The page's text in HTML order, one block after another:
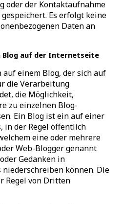
oder der Kontaktaufnahme
Es erfolgt keine
Daten an
auf der Internetseite
einem Blog, der sich auf
die Verarbeitung
die Möglichkeit,
zu einzelnen Blog-
Ein Blog ist ein auf einer
in der Regel öffentlich
eine oder mehrere
Web-Blogger genannt
Gedanken in
können. Die
Regel von Dritten